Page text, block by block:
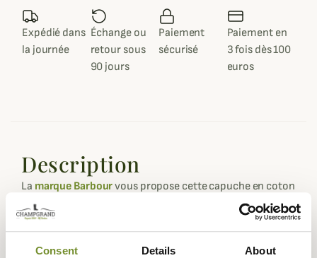
Consent Details About
Expédié dans
la journée
Échange ou
retour sous
90 jours
Paiement
sécurisé
Paiement en
3 fois dès 100
euros
Description
La marque Barbourvous propose cette capuche en coton
huilé pour venir compléter votre veste BarbourBeadnell,
Beaufort
Cette capuche en coton huilé est disponible dans